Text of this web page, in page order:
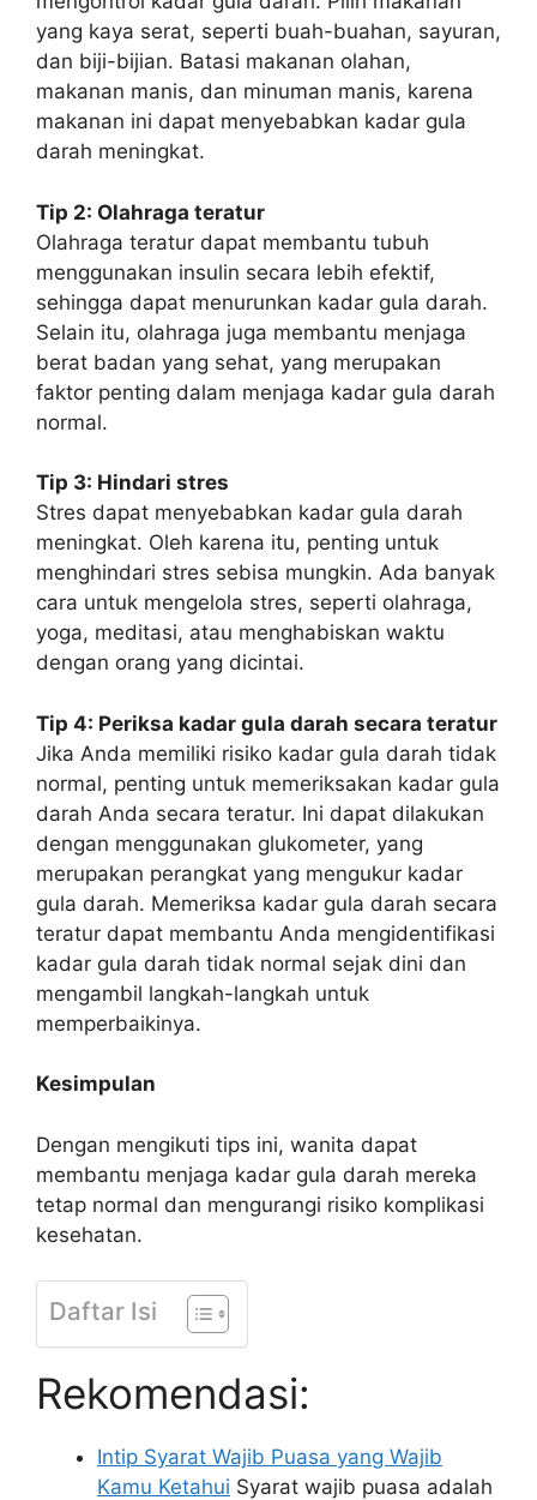
yang kaya serat, seperti buah-buahan, sayuran,
dan biji-bijian. Batasi makanan olahan,
makanan manis, dan minuman manis, karena
makanan ini dapat menyebabkan kadar gula
darah meningkat.
Tip 2: Olahraga teratur
Olahraga teratur dapat membantu tubuh
menggunakan insulin secara lebih efektif,
sehingga dapat menurunkan kadar gula darah.
Selain itu, olahraga juga membantu menjaga
berat badan yang sehat, yang merupakan
faktor penting dalam menjaga kadar gula darah
normal.
Tip 3: Hindari stres
Stres dapat menyebabkan kadar gula darah
meningkat. Oleh karena itu, penting untuk
menghindari stres sebisa mungkin. Ada banyak
cara untuk mengelola stres, seperti olahraga,
yoga, meditasi, atau menghabiskan waktu
dengan orang yang dicintai.
Tip 4: Periksa kadar gula darah secara teratur
Jika Anda memiliki risiko kadar gula darah tidak
normal, penting untuk memeriksakan kadar gula
darah Anda secara teratur. Ini dapat dilakukan
dengan menggunakan glukometer, yang
merupakan perangkat yang mengukur kadar
gula darah. Memeriksa kadar gula darah secara
teratur dapat membantu Anda mengidentifikasi
kadar gula darah tidak normal sejak dini dan
mengambil langkah-langkah untuk
memperbaikinya.
Kesimpulan
Dengan mengikuti tips ini, wanita dapat
membantu menjaga kadar gula darah mereka
tetap normal dan mengurangi risiko komplikasi
kesehatan.
Daftar Isi
Rekomendasi:
Intip Syarat Wajib Puasa yang Wajib
Kamu Ketahui Syarat wajib puasa adalah